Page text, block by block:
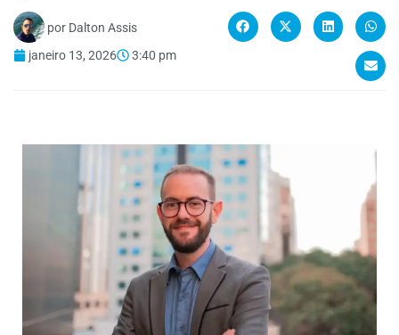
por Dalton Assis
janeiro 13, 2026
3:40 pm